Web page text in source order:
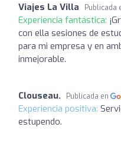
Viajes La Villa Publicada
Experiencia fantástica:
con ella sesiones de
para mi empresa y en
inmejorable.
Clouseau. Publicada en
Experiencia positiva:
estupendo.